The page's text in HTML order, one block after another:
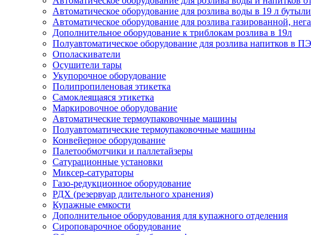
Автоматическое оборудование для розлива воды в 19 л бутыли
Автоматическое оборудование для розлива газированной,
Дополнительное оборудование к триблокам розлива в 19л
Полуавтоматическое оборудование для розлива напитков в
Ополаскиватели
Осушители тары
Укупорочное оборудование
Полипропиленовая этикетка
Самоклеящаяся этикетка
Маркировочное оборудование
Автоматические термоупаковочные машины
Полуавтоматические термоупаковочные машины
Конвейерное оборудование
Палетообмотчики и паллетайзеры
Сатурационные установки
Миксер-сатураторы
Газо-редукционное оборудование
РДХ (резервуар длительного хранения)
Купажные емкости
Дополнительное оборудования для купажного отделения
Сироповарочное оборудование